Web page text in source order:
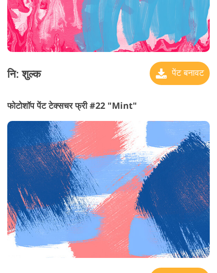
नि: शुल्क पेंट बनावट
फोटोशॉप पेंट टेक्सचर फ्री #22 "Mint"